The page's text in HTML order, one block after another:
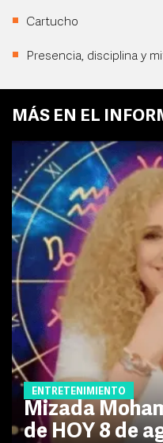
Cartucho
Presencia, disciplina y
MÁS EN EL
ENTRETENIMIENTO
Mizada
de HOY 8 de